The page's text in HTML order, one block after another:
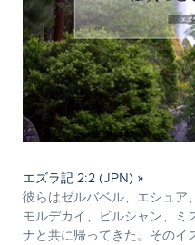
エズラ記 2:2 (JPN) »
彼らはゼルバベル、エシュア
モルデカイ、ビルシャン、ミ
ナと共に帰ってきた。そのイ